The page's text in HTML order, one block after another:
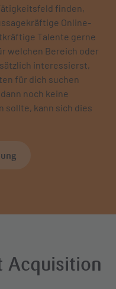
finden,
Online-
Talente gerne
welchen Bereich oder
interessierst,
für dich suchen
noch keine
sollte, kann sich dies
Acquisition